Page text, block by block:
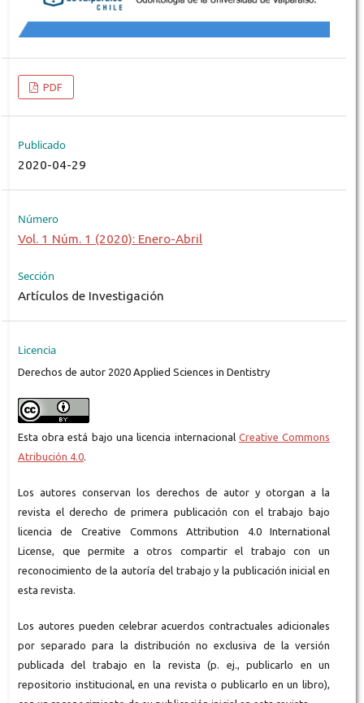
PDF
Publicado
2020-04-29
Número
Vol. 1 Núm. 1 (2020): Enero-Abril
Sección
Artículos de Investigación
Licencia
Derechos de autor 2020 Applied Sciences in Dentistry
Esta obra está bajo una licencia internacional Creative Commons
Atribución 4.0.
Los autores conservan los derechos de autor y otorgan a la
revista el derecho de primera publicación con el trabajo bajo
licencia de Creative Commons Attribution 4.0 International
License, que permite a otros compartir el trabajo con un
reconocimiento de la autoría del trabajo y la publicación inicial en
esta revista.
Los autores pueden celebrar acuerdos contractuales adicionales
por separado para la distribución no exclusiva de la versión
publicada del trabajo en la revista (p. ej., publicarlo en un
repositorio institucional, en una revista o publicarlo en un libro),